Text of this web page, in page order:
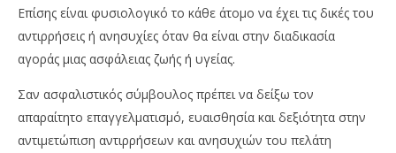
Επίσης είναι φυσιολογικό το κάθε άτομο να έχει τις δικές του
αντιρρήσεις ή ανησυχίες όταν θα είναι στην διαδικασία
αγοράς μιας ασφάλειας ζωής ή υγείας.
Σαν ασφαλιστικός σύμβουλος πρέπει να δείξω τον
απαραίτητο επαγγελματισμό, ευαισθησία και δεξιότητα στην
αντιμετώπιση αντιρρήσεων και ανησυχιών του πελάτη